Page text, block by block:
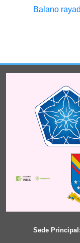
Balano
Sede Principal: